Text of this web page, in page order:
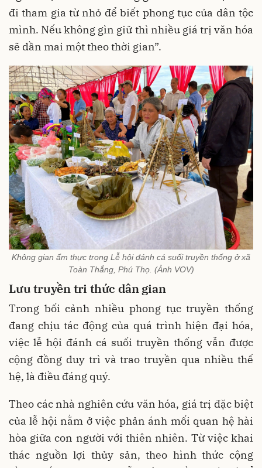
đi tham gia từ nhỏ để biết phong tục của dân tộc
mình. Nếu không gìn giữ thì nhiều giá trị văn hóa
sẽ dần mai một theo thời gian”.
Không gian ẩm thực trong Lễ hội đánh cá suối truyền thống ở xã
Toàn Thắng, Phú Thọ. (Ảnh VOV)
Lưu truyền tri thức dân gian
Trong bối cảnh nhiều phong tục truyền thống
đang chịu tác động của quá trình hiện đại hóa,
việc lễ hội đánh cá suối truyền thống vẫn được
cộng đồng duy trì và trao truyền qua nhiều thế
hệ, là điều đáng quý.
Theo các nhà nghiên cứu văn hóa, giá trị đặc biệt
của lễ hội nằm ở việc phản ánh mối quan hệ hài
hòa giữa con người với thiên nhiên. Từ việc khai
thác nguồn lợi thủy sản, theo hình thức cộng